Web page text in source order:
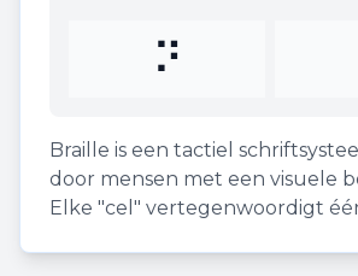
⠝
Braille is een tactiel
door mensen met een visuele
Elke "cel" vertegenwoordigt